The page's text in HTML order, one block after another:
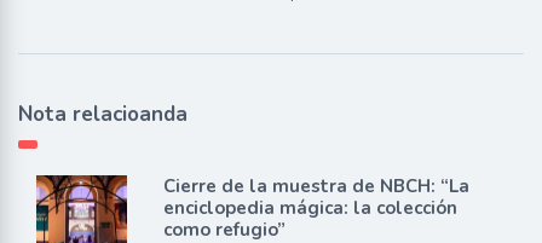
Nota relacioanda
Cierre de la muestra de NBCH: “La
enciclopedia mágica: la colección
como refugio”